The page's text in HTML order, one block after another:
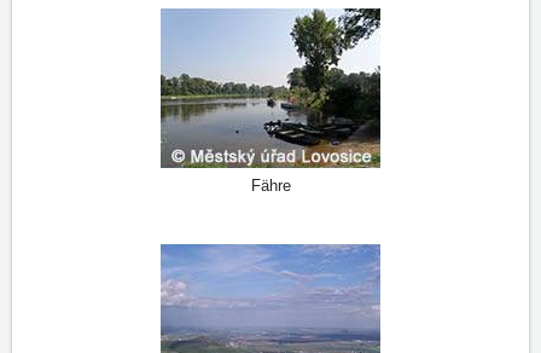
Fähre